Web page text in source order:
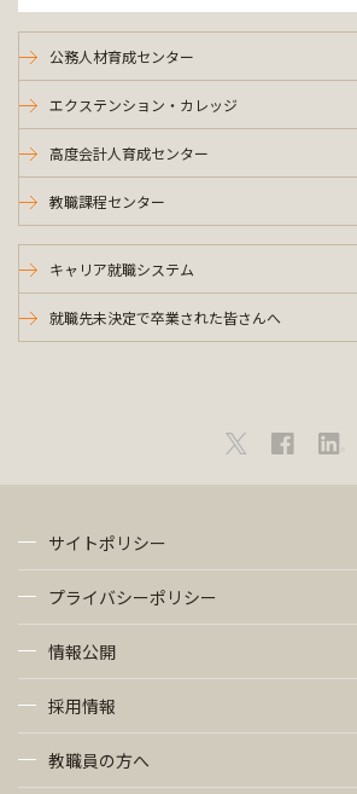
公務人材育成センター
エクステンション・カレッジ
高度会計人育成センター
教職課程センター
キャリア就職システム
就職先未決定で卒業された皆さんへ
サイトポリシー
プライバシーポリシー
情報公開
採用情報
教職員の方へ